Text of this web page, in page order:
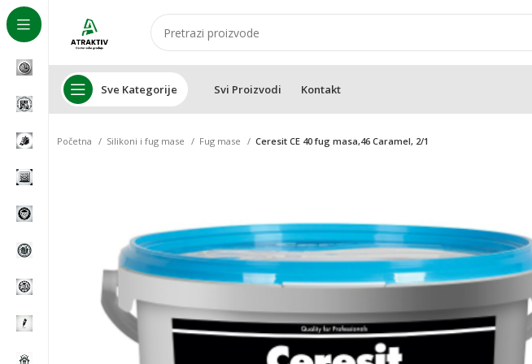
Sve Kategorije Svi Proizvodi Kontakt
Početna Silikoni i fug mase Fug mase Ceresit CE 40 fug masa,46 Caramel, 2/1